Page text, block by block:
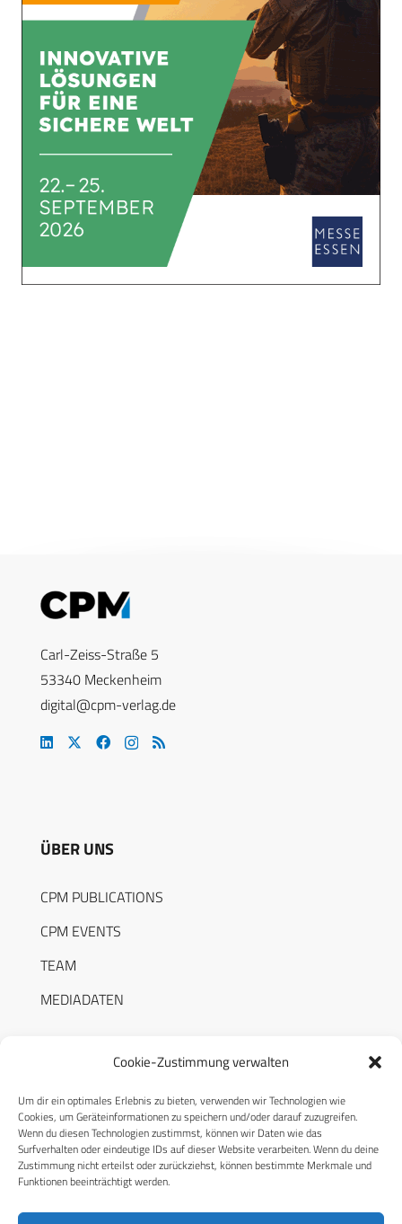
Cookie-Zustimmung verwalten
Um dir ein optimales Erlebnis zu bieten, verwenden wir Technologien wie
Cookies, um Geräteinformationen zu speichern und/oder darauf zuzugreifen.
Wenn du diesen Technologien zustimmst, können wir Daten wie das
Surfverhalten oder eindeutige IDs auf dieser Website verarbeiten. Wenn du deine
Zustimmung nicht erteilst oder zurückziehst, können bestimmte Merkmale und
Funktionen beeinträchtigt werden.
Carl-Zeiss-Straße 5
53340 Meckenheim
digital@cpm-verlag.de
ÜBER UNS
CPM PUBLICATIONS
CPM EVENTS
TEAM
MEDIADATEN
RECHTLICHES
Datenschutzerklärung
Cookie-Richtlinie (EU)